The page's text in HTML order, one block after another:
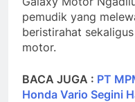
pemudik yang
beristirahat
motor.
BACA JUGA : PT
Honda Vario Segini